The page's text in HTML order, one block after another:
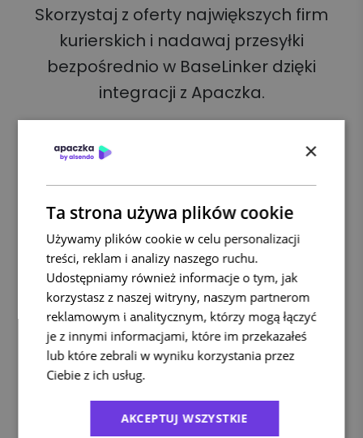
Skorzystaj z oferty największych firm
kurierskich i nadawaj przesyłki
bezpośrednio w BaseLinker dzięki
integracji z Apaczka.
×
Ta strona używa plików cookie
Używamy plików cookie w celu personalizacji
treści, reklam i analizy naszego ruchu.
Udostępniamy również informacje o tym, jak
korzystasz z naszej witryny, naszym partnerom
reklamowym i analitycznym, którzy mogą łączyć
je z innymi informacjami, które im przekazałeś
lub które zebrali w wyniku korzystania przez
Ciebie z ich usług.
AKCEPTUJ WSZYSTKIE